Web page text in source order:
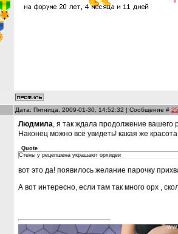
Дата: Пятница, 2009-01-30, 14:52:32 | Сообщение # 25
Людмила, я так ждала продолжение вашего
Наконец можно всё увидеть! какая же
Quote
Стены у рецепшена украшают орхидеи
вот это да! появилось желание парочку
А вот интересно, если там так много орх ,